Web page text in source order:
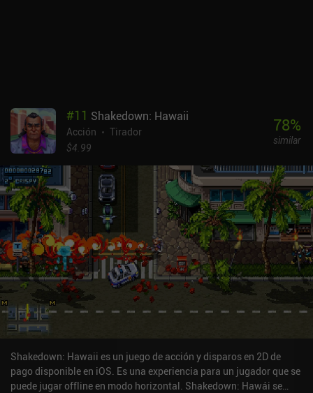
un mundo muy evocador, oscuro y opresivo para que lo
exploremos. Trail of Gods es un juego premium de 2,99 $. Es un
emocionante y desafiante RPG de bolsillo de 1-2 horas de duración
fans de la vieja escuela.
#11 Shakedown: Hawaii
Acción
Tirador
$4.99
78%
similar
Shakedown: Hawaii es un juego de acción y disparos en 2D de
pago disponible en iOS. Es una experiencia para un jugador que se
puede jugar offline en modo horizontal. Shakedown: Hawái se